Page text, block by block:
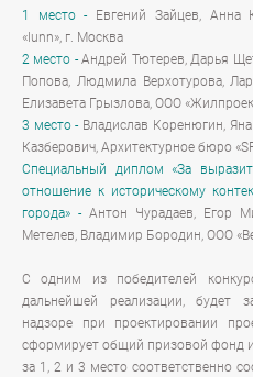
1 место - Евгений Зайцев, Анна
«lunn», г. Москва
2 место -Андрей Тютерев, Дарья
Попова, Людмила Верхотурова,
Елизавета Грызлова, ООО
3 место - Владислав Коренюгин,
Казберович, Архитектурное бюро
Специальный диплом «За
отношение к историческому
города» - Антон Чурадаев, Егор
Метелев, Владимир Бородин, ООО
С одним из победителей
дальнейшей реализации, будет
надзоре при проектировании
сформирует общий призовой фонд
за 1, 2 и 3 место соответственно